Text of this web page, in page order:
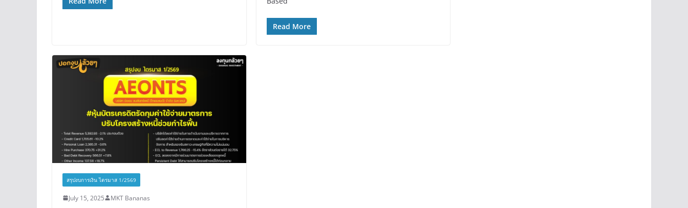
Read More
สรุปงบการเงิน ไตรมาส 1/2569
July 15, 2025 MKT Bananas